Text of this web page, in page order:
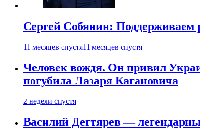
Сергей Собянин: Поддерживаем
11 месяцев спустя11 месяцев спустя
Человек вождя. Он привил
погубила Лазаря Кагановича
2 недели спустя
Василий Дегтярев —